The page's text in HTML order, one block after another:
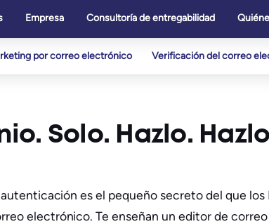
Empresa Consultoría de entregabilidad
por correo electrónico Verificación del correo
Solo. Hazlo.
es el pequeño secreto del que los
electrónico. Te enseñan un editor de